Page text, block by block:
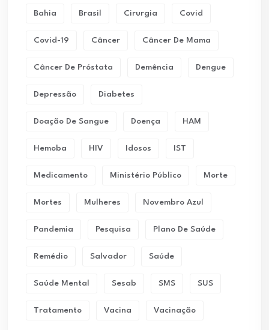
Bahia Brasil Cirurgia Covid
Covid-19 Câncer Câncer De Mama
Câncer De Próstata Demência Dengue
Depressão Diabetes
Doação De Sangue Doença HAM
Hemoba HIV Idosos IST
Medicamento Ministério Público Morte
Mortes Mulheres Novembro Azul
Pandemia Pesquisa Plano De Saúde
Remédio Salvador Saúde
Saúde Mental Sesab SMS SUS
Tratamento Vacina Vacinação